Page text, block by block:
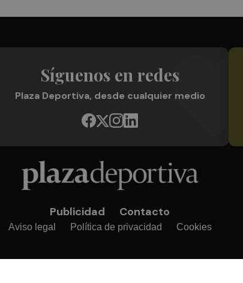
Síguenos en redes
Plaza Deportiva, desde cualquier medio
Publicidad Contacto
Aviso legal Política de privacidad Cookies